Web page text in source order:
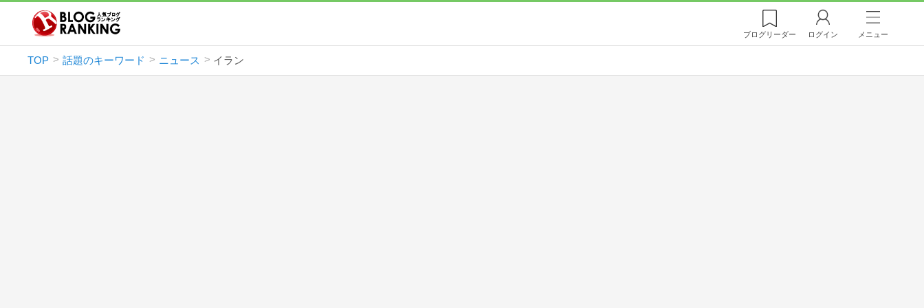
ブログリーダー ログイン メニュー
TOP 話題のキーワード ニュース イラン